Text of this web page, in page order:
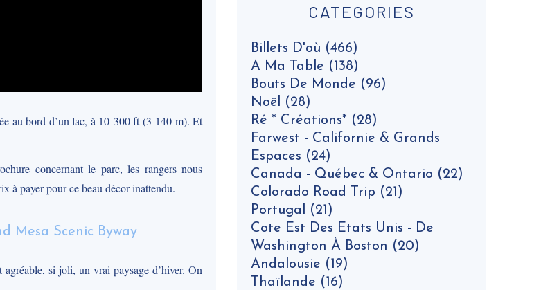
au bord d’un lac, à 10 300 ft (3 140 m). Et
concernant le parc, les rangers nous
à payer pour ce beau décor inattendu.
agréable, si joli, un vrai paysage d’hiver. On
CATEGORIES
Billets D'où (466)
A Ma Table (138)
Bouts De Monde (96)
Noël (28)
Ré * Créations* (28)
Farwest - Californie & Grands
Espaces (24)
Canada - Québec & Ontario (22)
Colorado Road Trip (21)
Portugal (21)
Cote Est Des Etats Unis - De
Washington À Boston (20)
Andalousie (19)
Thaïlande (16)